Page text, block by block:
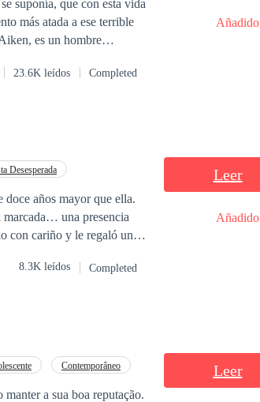
suponía, que con esta vida
es un hombre
solo en su esposa, debo
23.6K leídos Completed
Añadido
Desesperada
años mayor que ella.
una presencia
con cariño y le regaló un
para salvarlo…
8.3K leídos Completed
Leer
Añadido
Contemporâneo
a sua boa reputação.
Leer